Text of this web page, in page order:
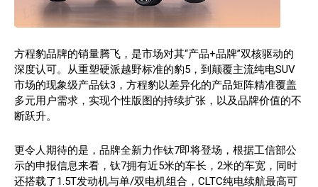
方程豹品牌的销量腾飞，是市场对其“产品+品牌”双核驱动的
深度认可。从重塑硬派越野标准的豹5，到颠覆主流纯电SUV
市场的现象级产品钛3，方程豹以差异化的产品矩阵精准覆盖
多元用户需求，实现个性版图的持续扩张，以及品牌价值的不
断跃升。
更令人期待的是，品牌全新力作钛7即将登场，根据工信部公
示的申报信息来看，钛7拥有近5米的车长，2米的车宽，同时
还搭载了1.5T发动机与单/双电机组合，CLTC纯电续航最高可